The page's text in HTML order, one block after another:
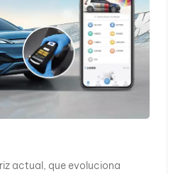
actual, que evoluciona